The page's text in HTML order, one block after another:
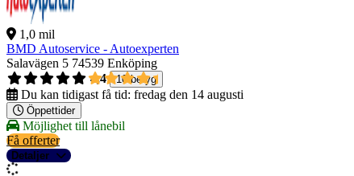
1,0 mil
BMD Autoservice - Autoexperten
Salavägen 5 74539 Enköping
4,4
10 betyg
Du kan tidigast få tid: fredag den 14 augusti
Öppettider
Möjlighet till lånebil
Få offerter
Detaljer